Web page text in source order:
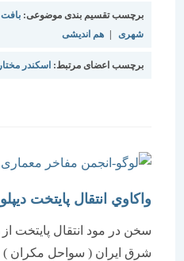
برچسب تقسیم بندی موضوعی:بافت تاریخی
| هم اندیشی
برچسب اعضای مرتبط: اسکندر مختاری
واكاوي انتقال پايتخت
سخن در مود انتقال پايتخت از
شرق ايران ( سواحل مكران ) سخن